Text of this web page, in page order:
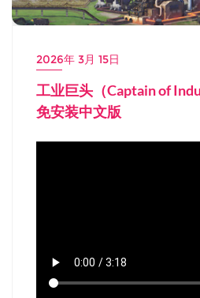
2026年 3月 15日
工业巨头（Captain of
免安装中文版